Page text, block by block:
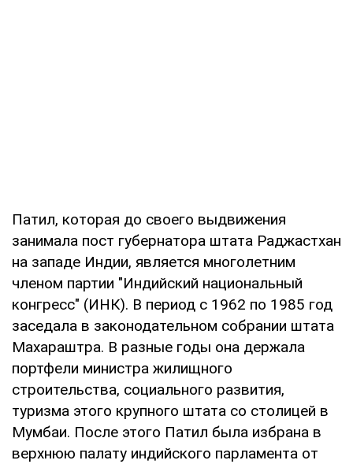
Патил, которая до своего выдвижения
занимала пост губернатора штата Раджастхан
на западе Индии, является многолетним
членом партии "Индийский национальный
конгресс" (ИНК). В период с 1962 по 1985 год
заседала в законодательном собрании штата
Махараштра. В разные годы она держала
портфели министра жилищного
строительства, социального развития,
туризма этого крупного штата со столицей в
Мумбаи. После этого Патил была избрана в
верхнюю палату индийского парламента от